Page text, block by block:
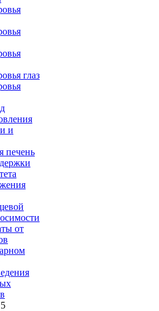
глаз
и
печень
от